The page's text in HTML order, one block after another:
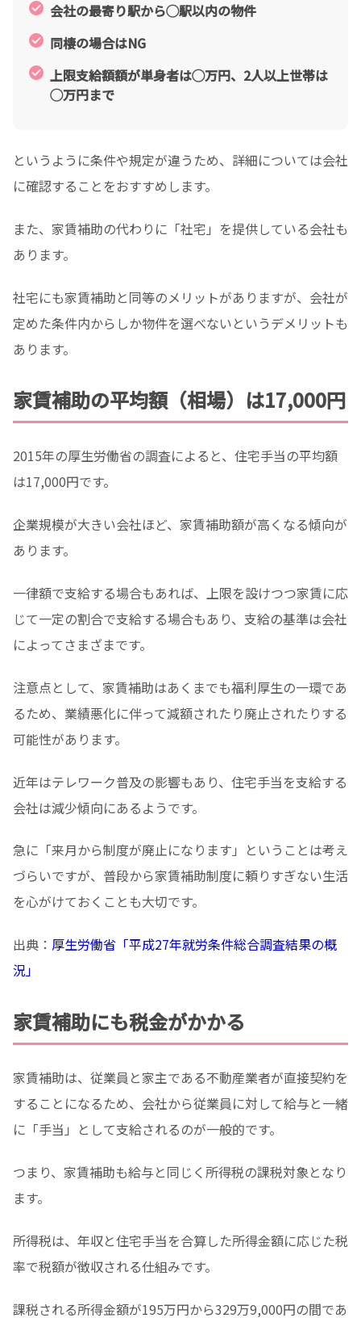
会社の最寄り駅から◯駅以内の物件
同棲の場合はNG
上限支給額額が単身者は◯万円、2人以上世帯は
◯万円まで
というように条件や規定が違うため、詳細については会社
に確認することをおすすめします。
また、家賃補助の代わりに「社宅」を提供している会社も
あります。
社宅にも家賃補助と同等のメリットがありますが、会社が
定めた条件内からしか物件を選べないというデメリットも
あります。
家賃補助の平均額（相場）は17,000円
2015年の厚生労働省の調査によると、住宅手当の平均額
は17,000円です。
企業規模が大きい会社ほど、家賃補助額が高くなる傾向が
あります。
一律額で支給する場合もあれば、上限を設けつつ家賃に応
じて一定の割合で支給する場合もあり、支給の基準は会社
によってさまざまです。
注意点として、家賃補助はあくまでも福利厚生の一環であ
るため、業績悪化に伴って減額されたり廃止されたりする
可能性があります。
近年はテレワーク普及の影響もあり、住宅手当を支給する
会社は減少傾向にあるようです。
急に「来月から制度が廃止になります」ということは考え
づらいですが、普段から家賃補助制度に頼りすぎない生活
を心がけておくことも大切です。
出典： 厚生労働省「平成27年就労条件総合調査結果の概
況」
家賃補助にも税金がかかる
家賃補助は、従業員と家主である不動産業者が直接契約を
することになるため、会社から従業員に対して給与と一緒
に「手当」として支給されるのが一般的です。
つまり、家賃補助も給与と同じく所得税の課税対象となり
ます。
所得税は、年収と住宅手当を合算した所得金額に応じた税
率で税額が徴収される仕組みです。
課税される所得金額が195万円から329万9,000円の間であ